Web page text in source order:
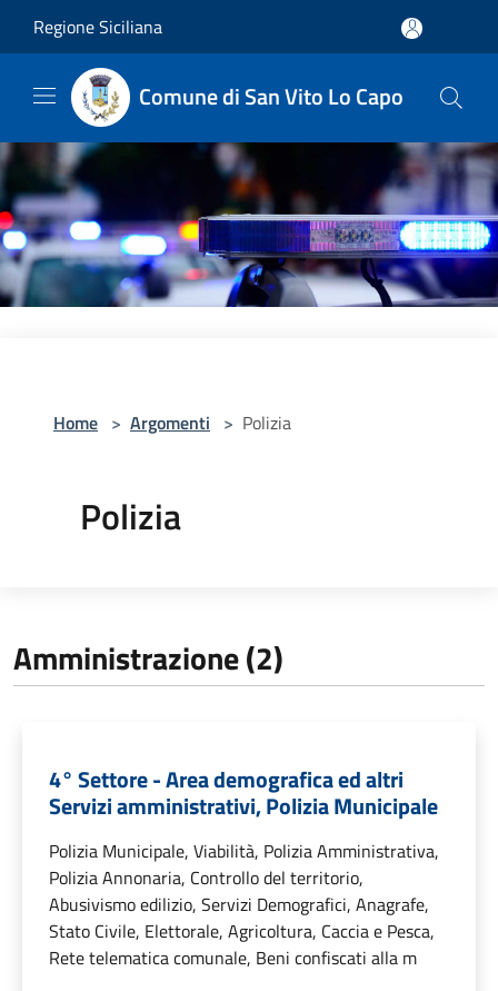
Regione Siciliana
Comune di San Vito Lo Capo
Home > Argomenti > Polizia
Polizia
Amministrazione (2)
4° Settore - Area demografica ed altri
Servizi amministrativi, Polizia Municipale
Polizia Municipale, Viabilità, Polizia Amministrativa,
Polizia Annonaria, Controllo del territorio,
Abusivismo edilizio, Servizi Demografici, Anagrafe,
Stato Civile, Elettorale, Agricoltura, Caccia e Pesca,
Rete telematica comunale, Beni confiscati alla m